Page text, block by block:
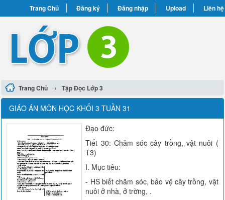
Trang Chủ Đăng ký Đăng nhập Upload Liên hệ
Trang Chủ › Tập Đọc Lớp 3
GIÁO ÁN MÔN HỌC KHỐI 3 TUẦN 31
Đạo đức:
Tiết 30: Chăm sóc cây trồng, vật nuôi (
T3)
I. Mục tiêu:
- HS biết chăm sóc, bảo vệ cây trồng, vật
nuôi ở nhà, ở trờng, .